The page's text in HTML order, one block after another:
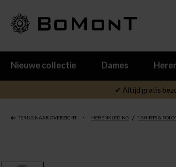
Nieuwe collectie Dames
✔ Altijd gratis
TERUG NAAR OVERZICHT HERENKLEDING / T-SHIRTS &